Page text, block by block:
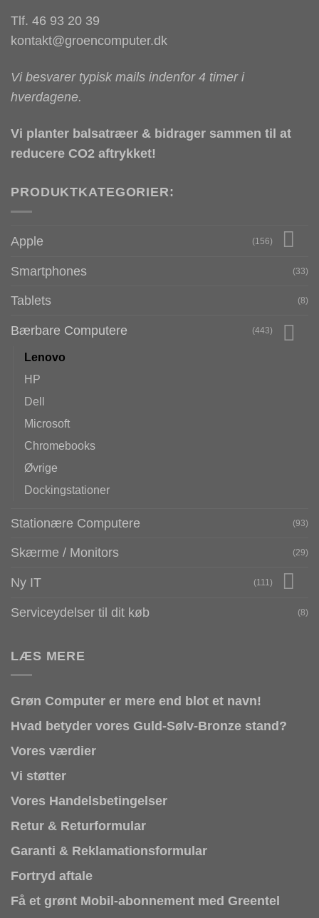
Tlf. 46 93 20 39
kontakt@groencomputer.dk
Vi besvarer typisk mails indenfor 4 timer i
hverdagene.
Vi planter balsatræer & bidrager sammen til at
reducere CO2 aftrykket!
PRODUKTKATEGORIER:
Apple (156)
Smartphones (33)
Tablets (8)
Bærbare Computere (443)
Lenovo
HP
Dell
Microsoft
Chromebooks
Øvrige
Dockingstationer
Stationære Computere (93)
Skærme / Monitors (29)
Ny IT (111)
Serviceydelser til dit køb (8)
LÆS MERE
Grøn Computer er mere end blot et navn!
Hvad betyder vores Guld-Sølv-Bronze stand?
Vores værdier
Vi støtter
Vores Handelsbetingelser
Retur & Returformular
Garanti & Reklamationsformular
Fortryd aftale
Få et grønt Mobil-abonnement med Greentel